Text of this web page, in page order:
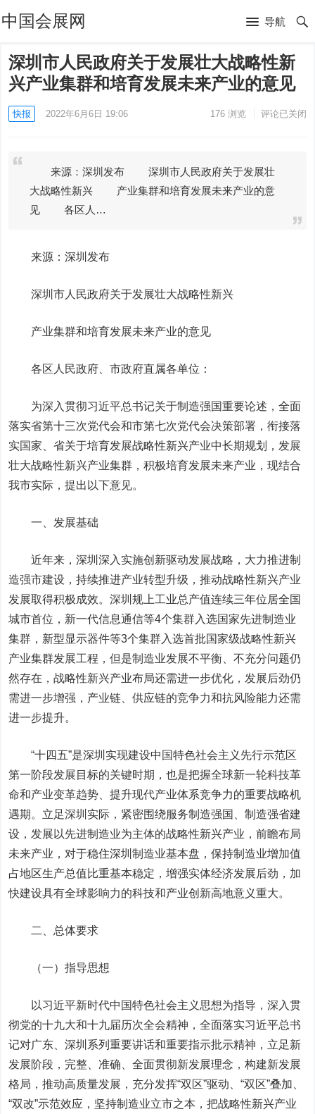
中国会展网 导航
深圳市人民政府关于发展壮大战略性新
兴产业集群和培育发展未来产业的意见
快报 2022年6月6日 19:06 176浏览 评论已关闭
来源：深圳发布 深圳市人民政府关于发展壮
大战略性新兴 产业集群和培育发展未来产业的意
见 各区人…
来源：深圳发布
深圳市人民政府关于发展壮大战略性新兴
产业集群和培育发展未来产业的意见
各区人民政府、市政府直属各单位：
为深入贯彻习近平总书记关于制造强国重要论述，全面
落实省第十三次党代会和市第七次党代会决策部署，衔接落
实国家、省关于培育发展战略性新兴产业中长期规划，发展
壮大战略性新兴产业集群，积极培育发展未来产业，现结合
我市实际，提出以下意见。
一、发展基础
近年来，深圳深入实施创新驱动发展战略，大力推进制
造强市建设，持续推进产业转型升级，推动战略性新兴产业
发展取得积极成效。深圳规上工业总产值连续三年位居全国
城市首位，新一代信息通信等4个集群入选国家先进制造业
集群，新型显示器件等3个集群入选首批国家级战略性新兴
产业集群发展工程，但是制造业发展不平衡、不充分问题仍
然存在，战略性新兴产业布局还需进一步优化，发展后劲仍
需进一步增强，产业链、供应链的竞争力和抗风险能力还需
进一步提升。
“十四五”是深圳实现建设中国特色社会主义先行示范区
第一阶段发展目标的关键时期，也是把握全球新一轮科技革
命和产业变革趋势、提升现代产业体系竞争力的重要战略机
遇期。立足深圳实际，紧密围绕服务制造强国、制造强省建
设，发展以先进制造业为主体的战略性新兴产业，前瞻布局
未来产业，对于稳住深圳制造业基本盘，保持制造业增加值
占地区生产总值比重基本稳定，增强实体经济发展后劲，加
快建设具有全球影响力的科技和产业创新高地意义重大。
二、总体要求
（一）指导思想
以习近平新时代中国特色社会主义思想为指导，深入贯
彻党的十九大和十九届历次全会精神，全面落实习近平总书
记对广东、深圳系列重要讲话和重要指示批示精神，立足新
发展阶段，完整、准确、全面贯彻新发展理念，构建新发展
格局，推动高质量发展，充分发挥“双区”驱动、“双区”叠加、
“双改”示范效应，坚持制造业立市之本，把战略性新兴产业